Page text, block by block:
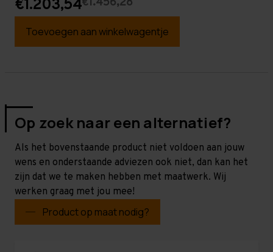
€1.203,54
Toevoegen aan winkelwagentje
Op zoek naar een alternatief?
Als het bovenstaande product niet voldoen aan jouw
wens en onderstaande adviezen ook niet, dan kan het
zijn dat we te maken hebben met maatwerk. Wij
werken graag met jou mee!
Product op maat nodig?